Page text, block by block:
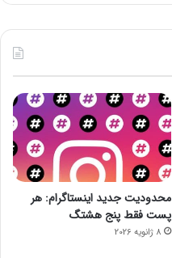
محدودیت جدید اینستاگرام: هر
پست فقط پنج هشتگ
8 ژانویه 2026